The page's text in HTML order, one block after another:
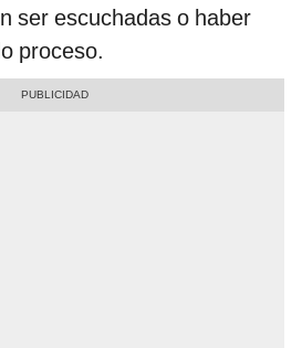
ser escuchadas o haber
proceso.